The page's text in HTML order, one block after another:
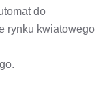
do
rynku kwiatowego